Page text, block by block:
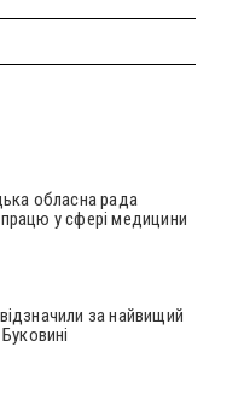
обласна рада
у сфері медицини
за найвищий